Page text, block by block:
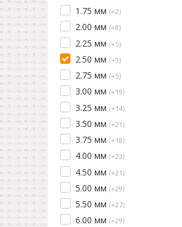
1.75 мм (+2)
2.00 мм (+8)
2.25 мм (+5)
2.50 мм (+9)
2.75 мм (+5)
3.00 мм (+19)
3.25 мм (+14)
3.50 мм (+21)
3.75 мм (+18)
4.00 мм (+23)
4.50 мм (+21)
5.00 мм (+29)
5.50 мм (+27)
6.00 мм (+29)